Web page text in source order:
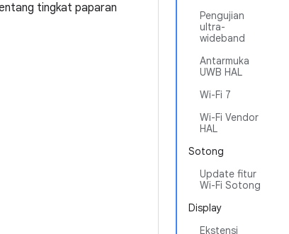
Pengujian
ultra-
wideband
Antarmuka
UWB HAL
Wi-Fi 7
Wi-Fi Vendor
HAL
Sotong
Update fitur
Wi-Fi Sotong
Display
Ekstensi
tingkat paparan